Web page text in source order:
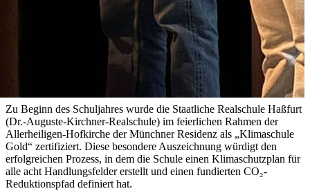
Zu Beginn des Schuljahres wurde die Staatliche Realschule Haßfurt
(Dr.-Auguste-Kirchner-Realschule) im feierlichen Rahmen der
Allerheiligen-Hofkirche der Münchner Residenz als „Klimaschule
Gold“ zertifiziert. Diese besondere Auszeichnung würdigt den
erfolgreichen Prozess, in dem die Schule einen Klimaschutzplan für
alle acht Handlungsfelder erstellt und einen fundierten CO₂-
Reduktionspfad definiert hat.